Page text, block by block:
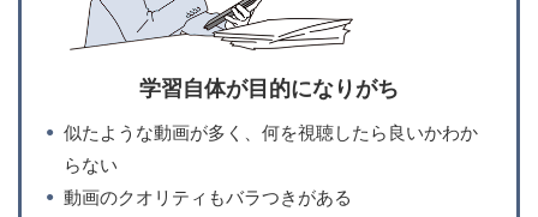
学習自体が目的になりがち
似たような動画が多く、何を視聴したら良いかわか
らない
動画のクオリティもバラつきがある